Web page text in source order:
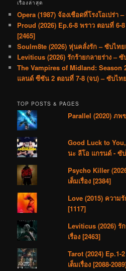
เรื่องล่าสุด
Opera (1987) จ้องเชือดที่โรงโอเปร่า
Proud (2026) Ep.6-8 พราว ตอนที่ 6-
[2465]
Soulm8te (2026) หุ่นคลั่งรัก – ซับไทย
Leviticus (2026) รักร้ายกลายร่าง – ซั
The Vampires of Midland: Season
แลนด์ ซีซัน 2 ตอนที่ 7-8 (จบ) – ซับไทย
TOP POSTS & PAGES
Parallel (2020) ภพ
Good Luck to
นะ ลีโอ แกรนด์ - ซับ
Psycho Killer
เต็มเรื่อง [2384]
Love (2015) ความ
[1117]
Leviticus (2026) รั
เรื่อง [2463]
Tarot (2024) Ep.1-
เต็มเรื่อง [2088-